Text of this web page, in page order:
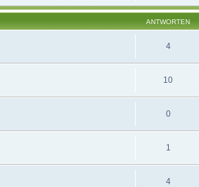
ANTWORTEN
4
10
0
1
4